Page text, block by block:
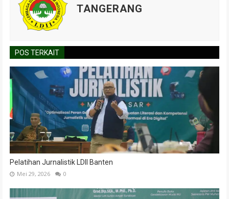
TANGERANG
POS TERKAIT
Pelatihan Jurnalistik LDII Banten
Mei 29, 2026 0